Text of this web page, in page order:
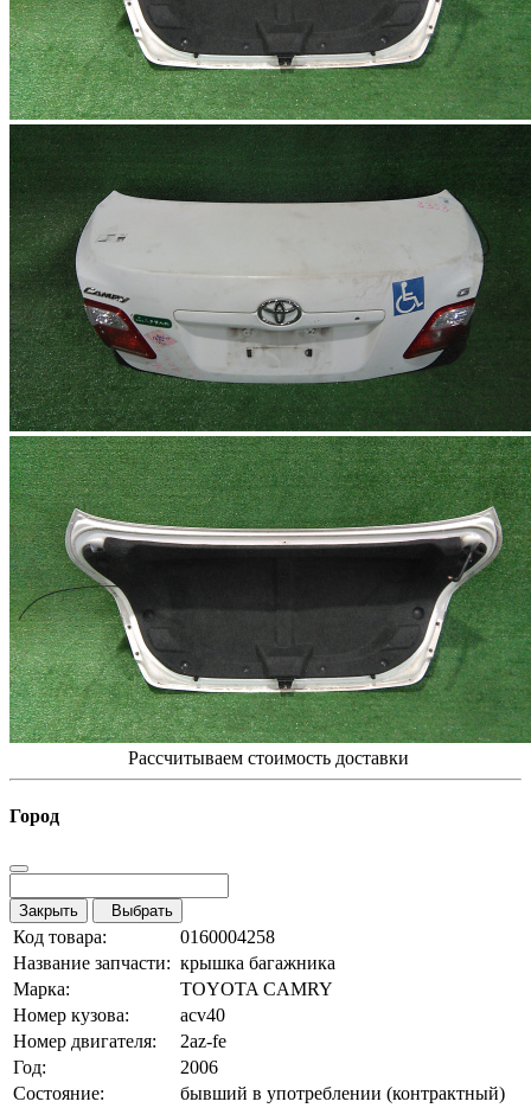
Рассчитываем стоимость доставки
Город
Закрыть Выбрать
Код товара:
0160004258
Название запчасти: крышка багажника
Марка:
TOYOTA CAMRY
Номер кузова:
acv40
Номер двигателя:
2az-fe
Год:
2006
Состояние:
бывший в употреблении (контрактный)